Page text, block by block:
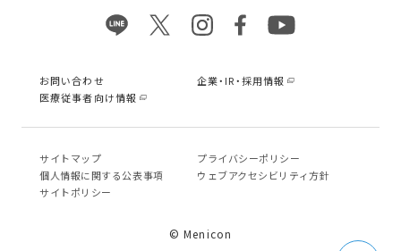
お問い合わせ
企業・IR・採用情報
医療従事者向け情報
サイトマップ
プライバシーポリシー
個⼈情報に関する公表事項
ウェブアクセシビリティ方針
サイトポリシー
© Menicon